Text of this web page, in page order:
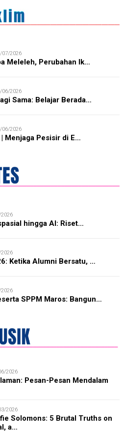
07/2026
Meleleh, Perubahan Ik…
06/2026
Sama: Belajar Berada…
06/2026
Menjaga Pesisir di E…
hingga AI: Riset…
Ketika Alumni Bersatu, …
SPPM Maros: Bangun…
2026
Pesan-Pesan Mendalam
2026
Solomons: 5 Brutal Truths on
a…